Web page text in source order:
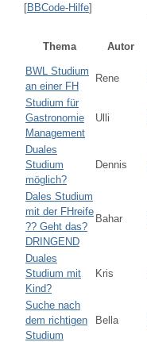
[BBCode-Hilfe]
Thema
Autor
BWL Studium
an einer FH
Rene
Studium für
Gastronomie
Management
Ulli
Duales
Studium
möglich?
Dennis
Dales Studium
mit der FHreife
?? Geht das?
DRINGEND
Bahar
Duales
Studium mit
Kind?
Kris
Suche nach
dem richtigen
Studium
Bella